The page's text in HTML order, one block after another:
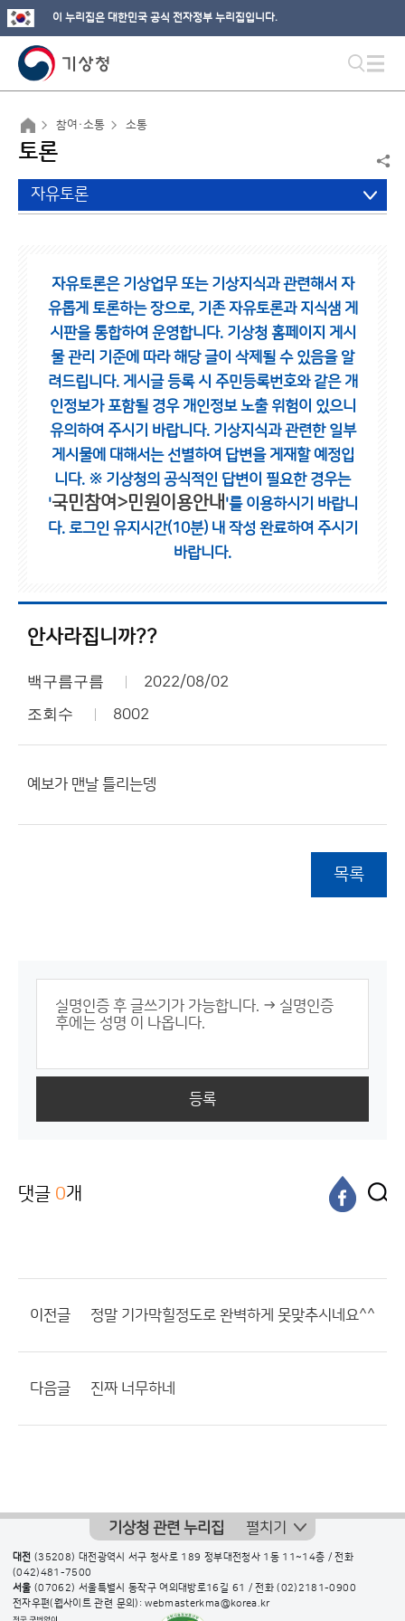
이 누리집은 대한민국 공식 전자정부 누리집입니다.
참여·소통 소통
토론
자유토론
자유토론은 기상업무 또는 기상지식과 관련해서 자
유롭게 토론하는 장으로, 기존 자유토론과 지식샘 게
시판을 통합하여 운영합니다. 기상청 홈페이지 게시
물 관리 기준에 따라 해당 글이 삭제될 수 있음을 알
려드립니다. 게시글 등록 시 주민등록번호와 같은 개
인정보가 포함될 경우 개인정보 노출 위험이 있으니
유의하여 주시기 바랍니다. 기상지식과 관련한 일부
게시물에 대해서는 선별하여 답변을 게재할 예정입
니다. ※ 기상청의 공식적인 답변이 필요한 경우는
'국민참여>민원이용안내 '를 이용하시기 바랍니
다. 로그인 유지시간(10분) 내 작성 완료하여 주시기
바랍니다.
안사라집니까??
백구름구름 2022/08/02
조회수 8002
예보가 맨날 틀리는뎅
목록
등록
댓글 0개
이전글 정말 기가막힐정도로 완벽하게 못맞추시네요^^
다음글 진짜 너무하네
기상청 관련 누리집 펼치기
대전 (35208) 대전광역시 서구 청사로 189 정부대전청사 1동 11~14층 / 전화
(042)481-7500
서울 (07062) 서울특별시 동작구 여의대방로16길 61 / 전화(02)2181-0900
전자우편(웹사이트 관련 문의): webmasterkma@korea.kr